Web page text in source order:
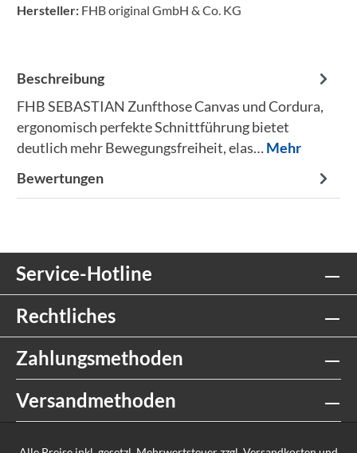
Hersteller: FHB original GmbH & Co. KG
Beschreibung
FHB SEBASTIAN Zunfthose Canvas und Cordura,
ergonomisch perfekte Schnittführung bietet
deutlich mehr Bewegungsfreiheit, elas…Mehr
Bewertungen
Service-Hotline
Rechtliches
Zahlungsmethoden
Versandmethoden